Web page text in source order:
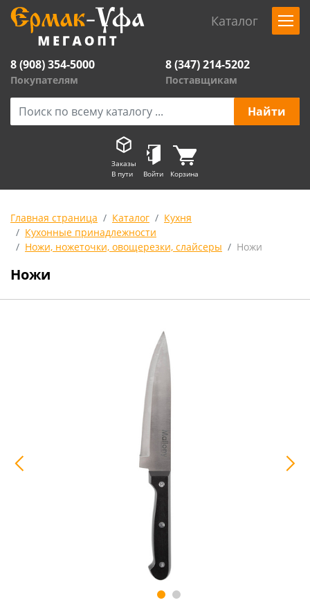
Каталог
8 (908) 354-5000
Покупателям
8 (347) 214-5202
Поставщикам
Заказы
В пути
Войти Корзина
Главная страница Каталог
Кухня
Кухонные принадлежности
Ножи, ножеточки, овощерезки, слайсеры
Ножи
Ножи